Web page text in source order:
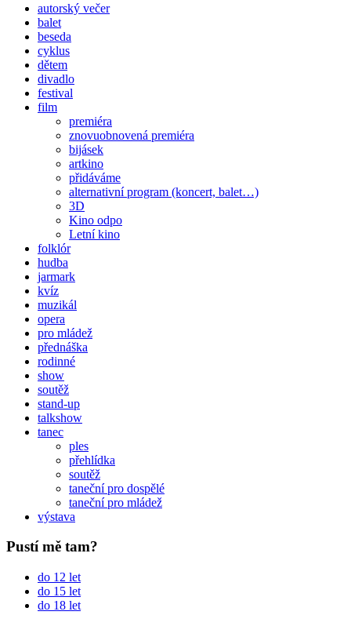
autorský večer
balet
beseda
cyklus
dětem
divadlo
festival
film
premiéra
znovuobnovená premiéra
bijásek
artkino
přidáváme
alternativní program (koncert, balet…)
3D
Kino odpo
Letní kino
folklór
hudba
jarmark
kvíz
muzikál
opera
pro mládež
přednáška
rodinné
show
soutěž
stand-up
talkshow
tanec
ples
přehlídka
soutěž
taneční pro dospělé
taneční pro mládež
výstava
Pustí mě tam?
do 12 let
do 15 let
do 18 let